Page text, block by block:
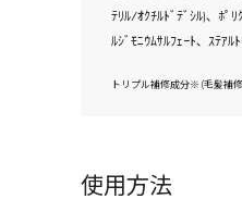
ﾃﾘﾙ/ｵｸﾁﾙﾄﾞﾃﾞｼﾙ)､ ﾎﾟﾘ
ﾙｼﾞﾓﾆｳﾑｻﾙﾌｪｰﾄ､ ｽﾃｱﾙ
トリプル補修成分※（毛髪補
使用方法